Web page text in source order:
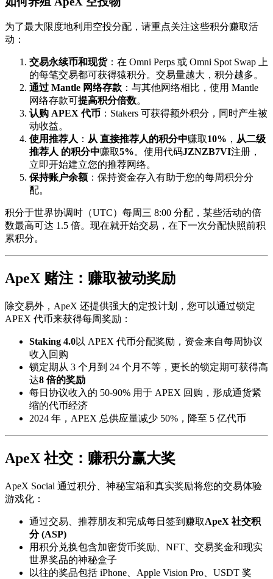
为了最大限度地利用空投分配，请重点关注这些积分赚取活
动：
交易永续币和现货：在 Omni Perps 或 Omni Spot Swap 上
的每笔交易都可获得猿积分。交易量越大，积分越多。
通过 Mantle 网络存款 ：与其他网络相比，使用 Mantle
网络存款可提高积分倍数。
认购 APEX 代币 ：Stakers 可获得额外积分，同时产生被
动收益。
使用推荐人 ： 从 直接推荐人的积分中赚取10% ， 从二级
推荐人 的积分中赚取5%。使用代码JZNZB7VI注册，
立即开始建立您的推荐网络。
保持账户余额 ：保持资金存入有助于您的每周积分分
配。
积分于世界协调时（UTC）每周三 8:00 分配，某些活动的倍
数最高可达 1.5 倍。现在就开始交易，在下一次分配快照前积
累积分。
ApeX 赌注：赚取被动奖励
除交易外，ApeX 还提供强大的定投计划，您可以通过锁定
APEX 代币来获得每周奖励：
Staking 4.0以 APEX 代币分配奖励，资金来自每周协议
收入回购
锁定期从 3 个月到 24 个月不等，更长的锁定期可获得高
达8 倍的奖励
每日协议收入的 50-90% 用于 APEX 回购，形成通货紧
缩的代币经济
2024 年，APEX 总供应量减少 50%，降至 5 亿代币
ApeX 社交：赚积分赢大奖
ApeX Social 通过积分、神秘宝箱和真实奖励将您的交易体验
游戏化：
通过交易、推荐朋友和完成每日签到赚取ApeX 社交积
分 (ASP)
用积分兑换包含加密货币奖励、NFT、交易奖金和现实
世界奖品的神秘盒子
以往的奖品包括 iPhone、Apple Vision Pro、USDT 奖